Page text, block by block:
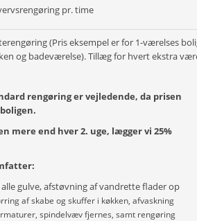
pr. time
(Pris eksempel er for 1-værelses
og badeværelse). Tillæg for hvert ekstra
rengøring er vejledende, da prisen
mere end hver 2. uge, lægger vi 25%
gulve, afstøvning af vandrette flader op
af skabe og skuffer i køkken, afvaskning
, spindelvæv fjernes, samt rengøring